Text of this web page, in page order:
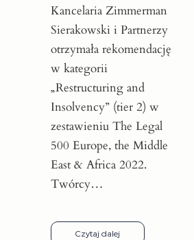
Kancelaria Zimmerman
Sierakowski i Partnerzy
otrzymała rekomendację
w kategorii
„Restructuring and
Insolvency” (tier 2) w
zestawieniu The Legal
500 Europe, the Middle
East & Africa 2022.
Twórcy…
Czytaj dalej